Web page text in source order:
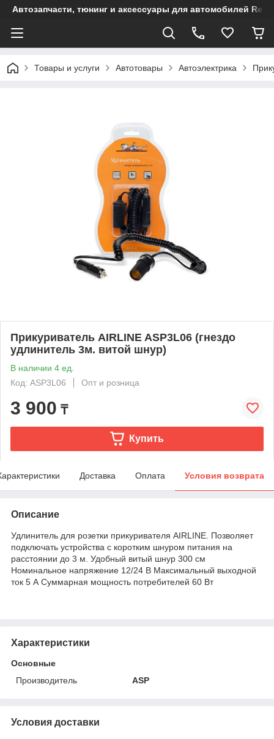
Автозапчасти, тюнинг и аксессуары для автомобилей
Товары и услуги Автотовары Автоэлектрика
Прикуриватель AIRLINE ASP3L06 (гнездо
удлинитель 3м. витой шнур)
В наличии 4 ед.
Код: ASP3L06
Опт и розница
3 900 ₸
Купить
Доставка Оплата Условия возврата
Описание
Удлинитель для розетки прикуривателя AIRLINE. Позволяет
подключать устройства с коротким шнуром питания на
расстоянии до 3 м. Удобный витый шнур 300 см
Номинальное напряжение 12/24 В Максимальный выходной
ток 5 А Суммарная мощность потребителей 60 Вт
Характеристики
Основные
Производитель
ASP
Условия доставки